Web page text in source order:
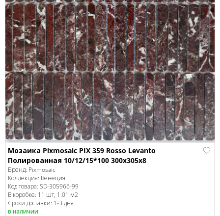
Мозаика Pixmosaic PIX 359 Rosso Levanto
Полированная 10/12/15*100 300х305x8
Бренд: Pixmosaic
Коллекция: Венеция
Код товара: SD-305966-99
В коробке: 11 шт, 1.01 м2
Сроки доставки: 1-3 дня
в наличии